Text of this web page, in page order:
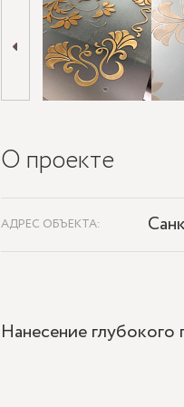
О проекте
АДРЕС ОБЪЕКТА:
Нанесение глубокого